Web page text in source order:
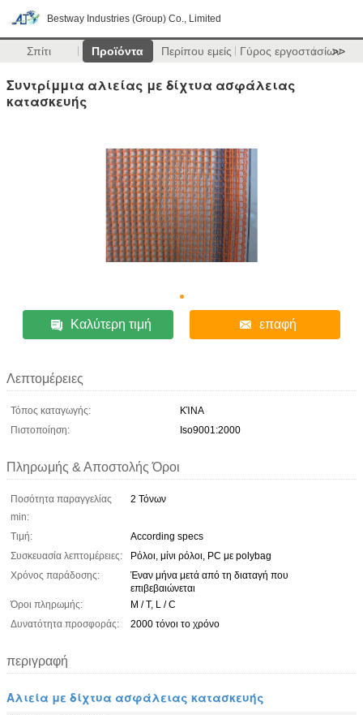
Bestway Industries (Group) Co., Limited
Σπίτι Προϊόντα Περίπου εμείς Γύρος εργοστασίων
>>
Συντρίμμια αλιείας με δίχτυα ασφάλειας
κατασκευής
Καλύτερη τιμή επαφή
Λεπτομέρειες
Τόπος καταγωγής:
ΚΊΝΑ
Πιστοποίηση:
Iso9001:2000
Πληρωμής & Αποστολής Όροι
Ποσότητα παραγγελίας
min:
2 Τόνων
Τιμή:
According specs
Συσκευασία λεπτομέρειες:
Ρόλοι, μίνι ρόλοι, PC με polybag
Χρόνος παράδοσης:
Έναν μήνα μετά από τη διαταγή που
επιβεβαιώνεται
Όροι πληρωμής:
Μ / Τ, L / C
Δυνατότητα προσφοράς:
2000 τόνοι το χρόνο
περιγραφή
Αλιεία με δίχτυα ασφάλειας κατασκευής